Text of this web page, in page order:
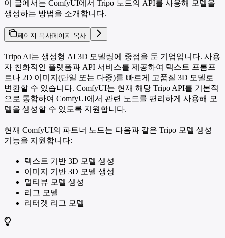
이 글에서는 ComfyUI에서 Tripo 노드의 API를 사용해 모델을
생성하는 방법을 소개합니다.
페이지 복사페이지 복사
Tripo AI는 생성형 AI 3D 모델링에 중점을 둔 기업입니다. 사용
자 친화적인 플랫폼과 API 서비스를 제공하여 텍스트 프롬프
트나 2D 이미지(단일 또는 다중)를 빠르게 고품질 3D 모델로
변환할 수 있습니다. ComfyUI는 현재 해당 Tripo API를 기본적
으로 통합하여 ComfyUI에서 관련 노드를 편리하게 사용해 모
델을 생성할 수 있도록 지원합니다.
현재 ComfyUI의 파트너 노드는 다음과 같은 Tripo 모델 생성
기능을 지원합니다:
텍스트 기반 3D 모델 생성
이미지 기반 3D 모델 생성
멀티뷰 모델 생성
리그 모델
리터겟 리그 모델